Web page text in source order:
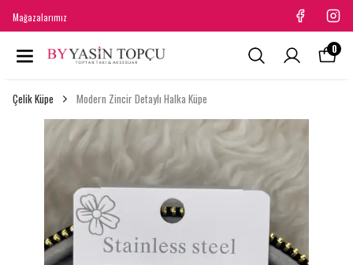
Mağazalarımız
0
Çelik Küpe Modern Zincir Detaylı Halka Küpe